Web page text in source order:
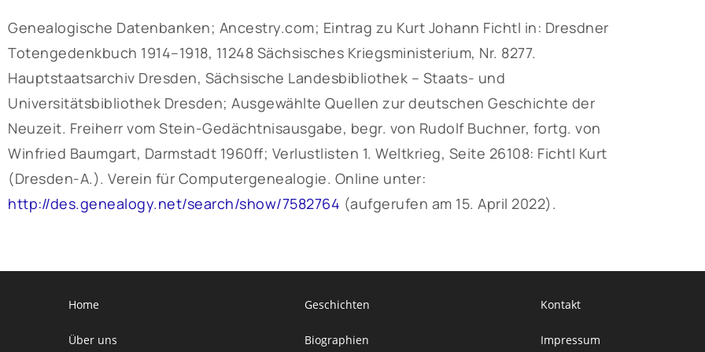
Genealogische Datenbanken; Ancestry.com; Eintrag zu Kurt Johann Fichtl in: Dresdner
Totengedenkbuch 1914–1918, 11248 Sächsisches Kriegsministerium, Nr. 8277.
Hauptstaatsarchiv Dresden, Sächsische Landesbibliothek – Staats- und
Universitätsbibliothek Dresden; Ausgewählte Quellen zur deutschen Geschichte der
Neuzeit. Freiherr vom Stein-Gedächtnisausgabe, begr. von Rudolf Buchner, fortg. von
Winfried Baumgart, Darmstadt 1960ff; Verlustlisten 1. Weltkrieg, Seite 26108: Fichtl Kurt
(Dresden-A.). Verein für Computergenealogie. Online unter:
http://des.genealogy.net/search/show/7582764 (aufgerufen am 15. April 2022).
Home
Über uns
Geschichten
Biographien
Kontakt
Impressum